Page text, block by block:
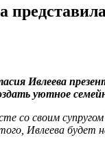
Ивлеева
уютное
со своим
Ивлеева будет